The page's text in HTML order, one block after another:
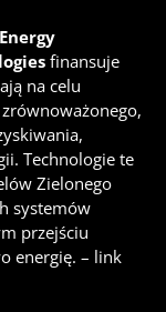
finansuje
na celu
Technologie te
Zielonego
systemów
przejściu
energię. – link